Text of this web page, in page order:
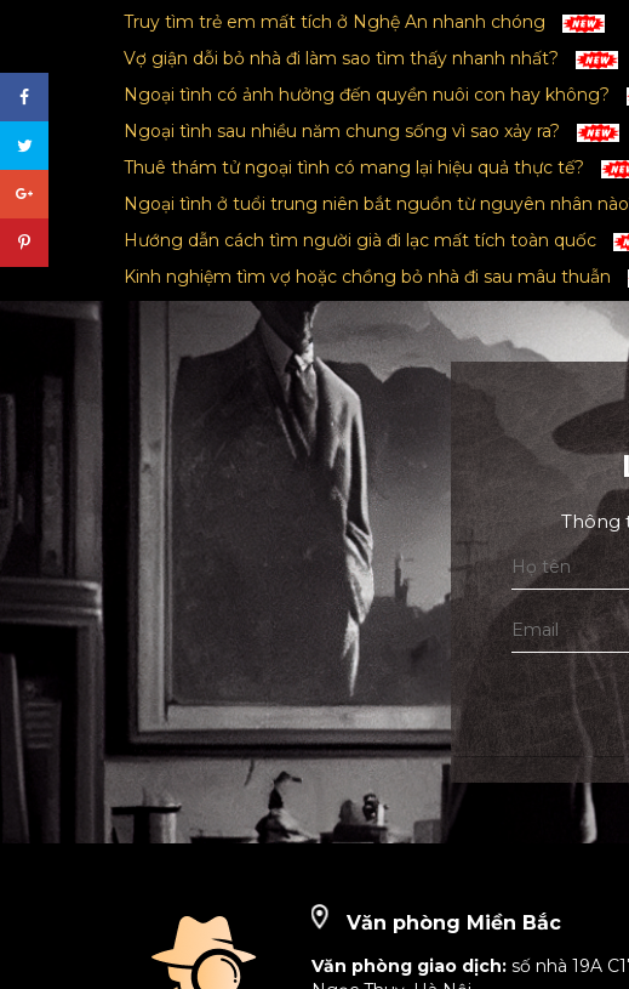
Truy tìm trẻ em mất tích ở Nghệ An nhanh chóng
Vợ giận dỗi bỏ nhà đi làm sao tìm thấy nhanh nhất?
Ngoại tình có ảnh hưởng đến quyền nuôi con hay không?
Ngoại tình sau nhiều năm chung sống vì sao xảy ra?
Thuê thám tử ngoại tình có mang lại hiệu quả thực tế?
Ngoại tình ở tuổi trung niên bắt nguồn từ nguyên nhân
Hướng dẫn cách tìm người già đi lạc mất tích toàn quốc
Kinh nghiệm tìm vợ hoặc chồng bỏ nhà đi sau mâu thuẫn
Thông
Văn phòng Miền Bắc
Văn phòng giao dịch: số nhà 19A